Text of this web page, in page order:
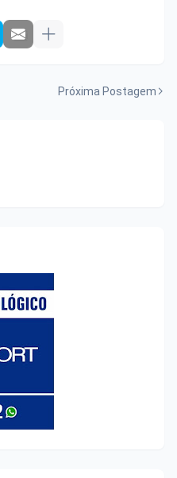
Próxima Postagem